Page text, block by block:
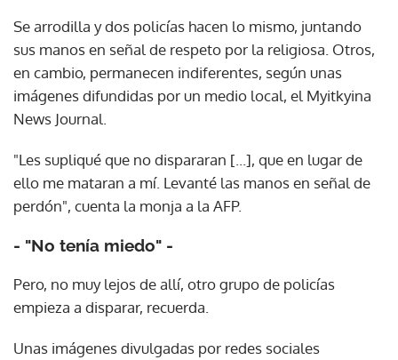
Se arrodilla y dos policías hacen lo mismo, juntando
sus manos en señal de respeto por la religiosa. Otros,
en cambio, permanecen indiferentes, según unas
imágenes difundidas por un medio local, el Myitkyina
News Journal.
"Les supliqué que no dispararan [...], que en lugar de
ello me mataran a mí. Levanté las manos en señal de
perdón", cuenta la monja a la AFP.
- "No tenía miedo" -
Pero, no muy lejos de allí, otro grupo de policías
empieza a disparar, recuerda.
Unas imágenes divulgadas por redes sociales